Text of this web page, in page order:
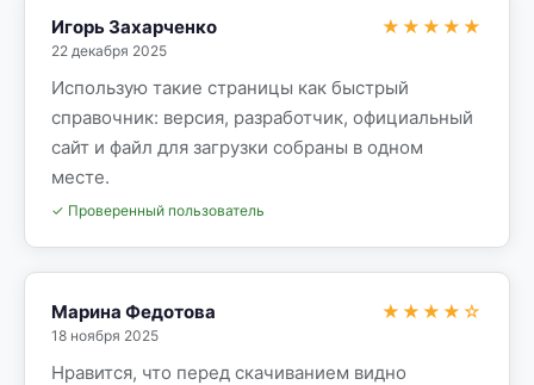
Игорь Захарченко
22 декабря 2025
★★★★★
Использую такие страницы как быстрый
справочник: версия, разработчик, официальный
сайт и файл для загрузки собраны в одном
месте.
✓ Проверенный пользователь
Марина Федотова
18 ноября 2025
★★★★☆
Нравится, что перед скачиванием видно